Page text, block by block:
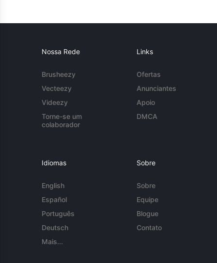
Nossa Rede
Brusheezy
Vecteezy
Videezy
Torne-se um
colaborador
Links
Ofertas
Anunciantes
Apoio
DMCA
Idiomas
English
Español
Português
Deutsch
Mais...
Sobre
Sobre
Equipe
Blogue
Contato